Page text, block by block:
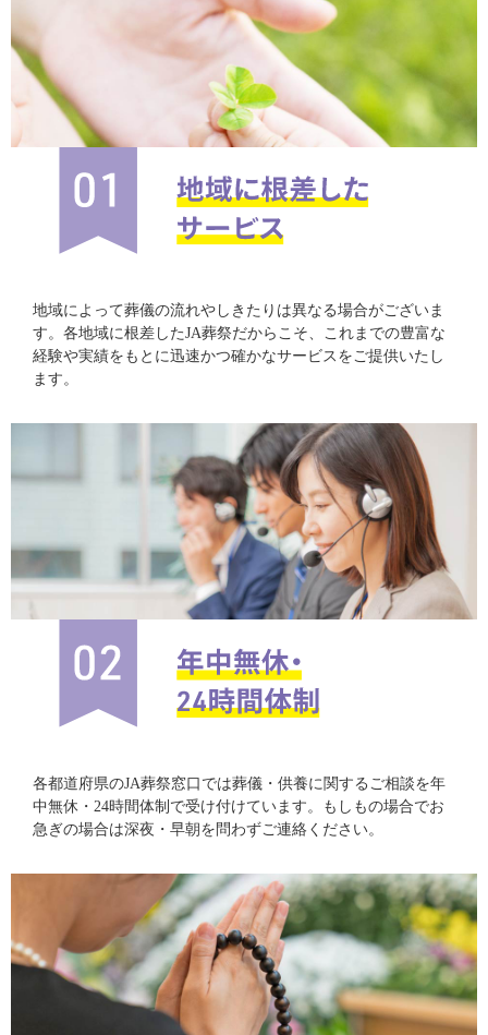
地域によって葬儀の流れやしきたりは異なる場合がございま
す。各地域に根差したJA葬祭だからこそ、これまでの豊富な
経験や実績をもとに迅速かつ確かなサービスをご提供いたし
ます。
各都道府県のJA葬祭窓口では葬儀・供養に関するご相談を年
中無休・24時間体制で受け付けています。もしもの場合でお
急ぎの場合は深夜・早朝を問わずご連絡ください。